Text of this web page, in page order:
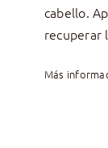
cabello.
recuperar
Más